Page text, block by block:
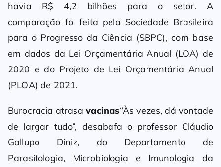
havia R$ 4,2 bilhões para o setor. A
comparação foi feita pela Sociedade Brasileira
para o Progresso da Ciência (SBPC), com base
em dados da Lei Orçamentária Anual (LOA) de
2020 e do Projeto de Lei Orçamentária Anual
(PLOA) de 2021.
Burocracia atrasa vacinas“Às vezes, dá vontade
de largar tudo”, desabafa o professor Cláudio
Gallupo Diniz, do Departamento de
Parasitologia, Microbiologia e Imunologia da